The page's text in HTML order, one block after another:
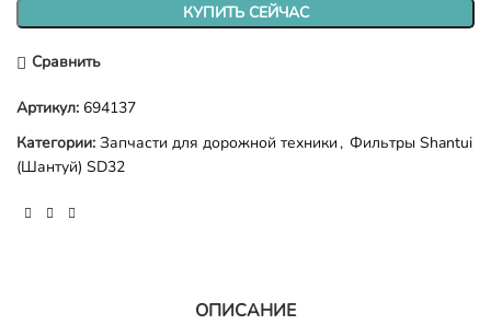
КУПИТЬ СЕЙЧАС
Сравнить
Артикул: 694137
Категории: Запчасти для дорожной техники , Фильтры Shantui
(Шантуй) SD32
ОПИСАНИЕ